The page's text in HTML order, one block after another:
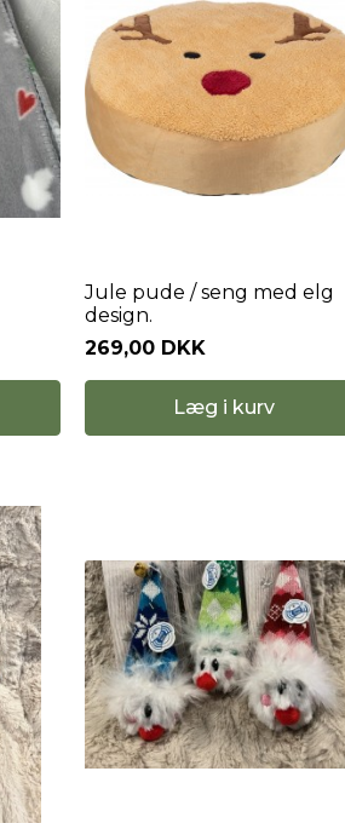
Jule pude / seng med elg
design.
269,00 DKK
Læg i kurv